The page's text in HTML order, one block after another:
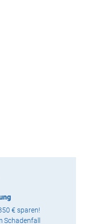
€ sparen!
Schadenfall